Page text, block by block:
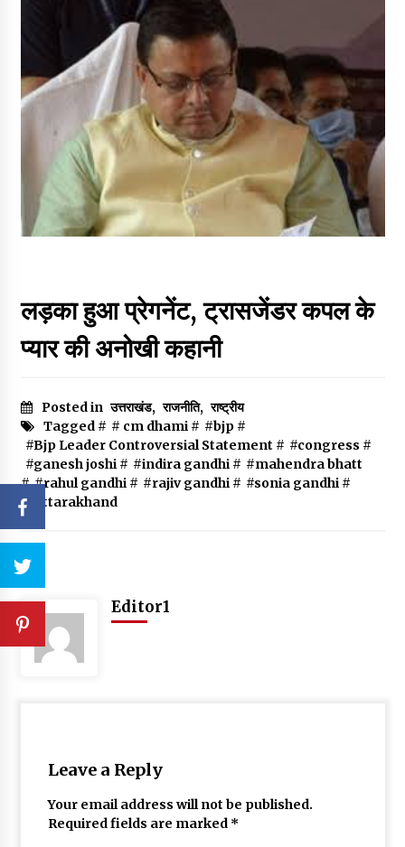
लड़का हुआ प्रेगनेंट, ट्रासजेंडर कपल के
प्यार की अनोखी कहानी
Posted in उत्तराखंड, राजनीति, राष्ट्रीय
Tagged # # cm dhami# #bjp#
#Bjp Leader Controversial Statement # #congress #
#ganesh joshi# #indira gandhi# #mahendra bhatt
# #rahul gandhi# #rajiv gandhi# #sonia gandhi#
#uttarakhand
Editor1
Leave a Reply
Your email address will not be published.
Required fields are marked *